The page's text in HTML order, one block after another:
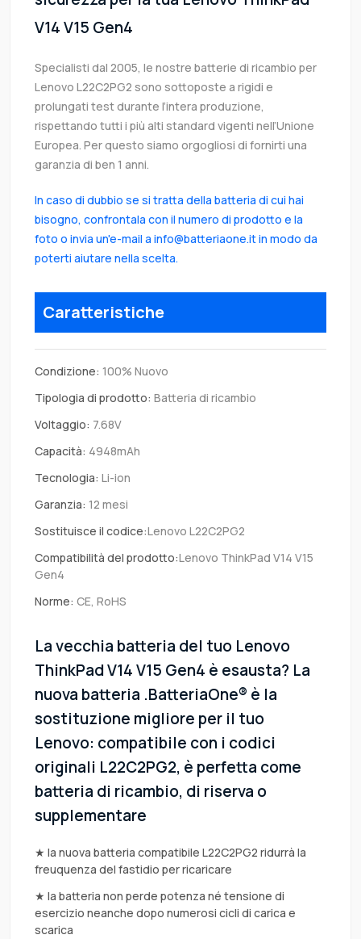
V14 V15 Gen4
Specialisti dal 2005, le nostre batterie di ricambio per
Lenovo L22C2PG2 sono sottoposte a rigidi e
prolungati test durante l’intera produzione,
rispettando tutti i più alti standard vigenti nell’Unione
Europea. Per questo siamo orgogliosi di fornirti una
garanzia di ben 1 anni.
In caso di dubbio se si tratta della batteria di cui hai
bisogno, confrontala con il numero di prodotto e la
foto o invia un'e-mail a info@batteriaone.it in modo da
poterti aiutare nella scelta.
Caratteristiche
Condizione: 100% Nuovo
Tipologia di prodotto: Batteria di ricambio
Voltaggio: 7.68V
Capacità: 4948mAh
Tecnologia: Li-ion
Garanzia: 12 mesi
Sostituisce il codice:Lenovo L22C2PG2
Compatibilità del prodotto:Lenovo ThinkPad V14 V15
Gen4
Norme: CE, RoHS
La vecchia batteria del tuo Lenovo
ThinkPad V14 V15 Gen4 è esausta? La
nuova batteria .BatteriaOne® è la
sostituzione migliore per il tuo
Lenovo: compatibile con i codici
originali L22C2PG2, è perfetta come
batteria di ricambio, di riserva o
supplementare
★ la nuova batteria compatibile L22C2PG2 ridurrà la
freuquenza del fastidio per ricaricare
★ la batteria non perde potenza né tensione di
esercizio neanche dopo numerosi cicli di carica e
scarica